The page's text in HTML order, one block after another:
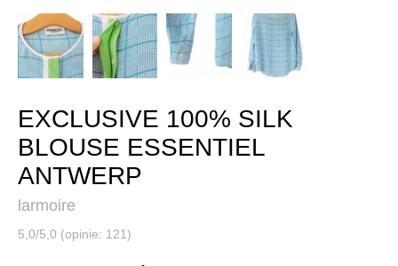
EXCLUSIVE 100% SILK
BLOUSE ESSENTIEL
ANTWERP
larmoire
5,0/5,0 (opinie: 121)